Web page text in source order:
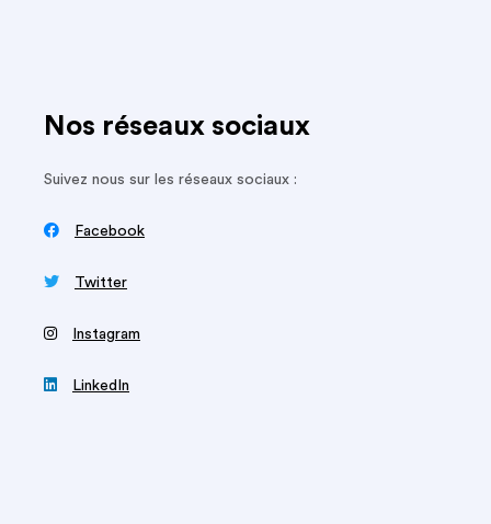
Nos réseaux sociaux
Suivez nous sur les réseaux sociaux :
 Facebook
 Twitter
‍ Instagram
 LinkedIn